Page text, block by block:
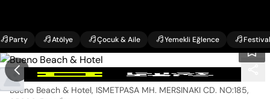
Party Atölye Çocuk & Aile Yemekli Eğlence Festival
Bueno Beach & Hotel
Bueno Beach & Hotel, ISMETPASA MH. MERSINAKI CD. NO:185,